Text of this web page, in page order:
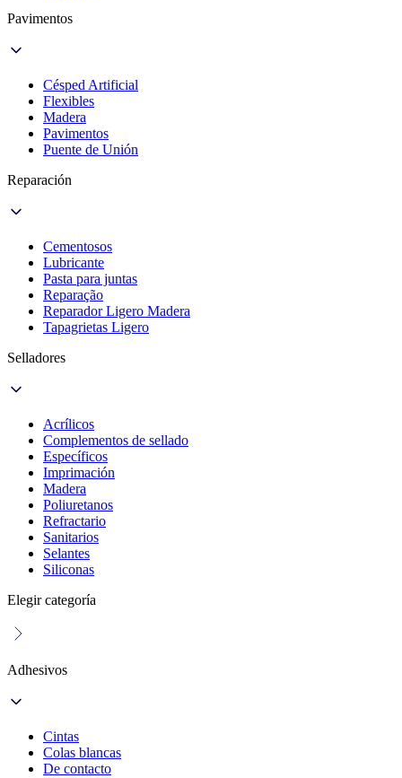
Pavimentos
Césped Artificial
Flexibles
Madera
Pavimentos
Puente de Unión
Reparación
Cementosos
Lubricante
Pasta para juntas
Reparação
Reparador Ligero Madera
Tapagrietas Ligero
Selladores
Acrílicos
Complementos de sellado
Específicos
Imprimación
Madera
Poliuretanos
Refractario
Sanitarios
Selantes
Siliconas
Elegir categoría
Adhesivos
Cintas
Colas blancas
De contacto